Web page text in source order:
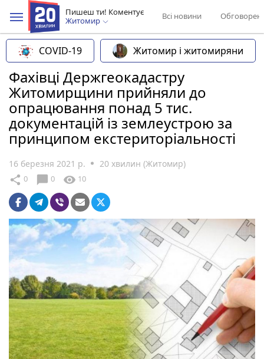
Пишеш ти! Коментує
Житомир
Всі новини
COVID-19 Житомир і житомиряни
Фахівці Держгеокадастру
Житомирщини прийняли до
опрацювання понад 5 тис.
документацій із землеустрою за
принципом екстериторіальності
16 березня 2021 р. 20 хвилин (Житомир)
share 0 chat_bubble 0 visibility 10